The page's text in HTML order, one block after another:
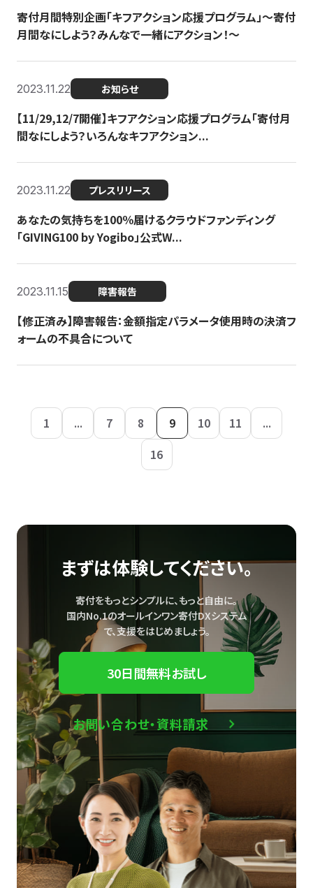
寄付月間特別企画「キフアクション応援プログラム」〜寄付
月間なにしよう？みんなで一緒にアクション！〜
2023.11.22 お知らせ
【11/29,12/7開催】キフアクション応援プログラム「寄付月
間なにしよう？いろんなキフアクション...
2023.11.22 プレスリリース
あなたの気持ちを100％届けるクラウドファンディング
「GIVING100 by Yogibo」公式W...
2023.11.15 障害報告
【修正済み】障害報告：金額指定パラメータ使用時の決済フ
ォームの不具合について
1 ... 7 8 9 10 11
...
16
まずは体験してください。
寄付をもっとシンプルに、もっと自由に。
国内No.1のオールインワン寄付DXシステム
で、支援をはじめましょう。
30日間無料お試し
お問い合わせ・資料請求